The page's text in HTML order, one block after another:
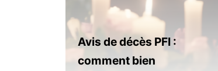
Avis de décès PFI :
comment bien